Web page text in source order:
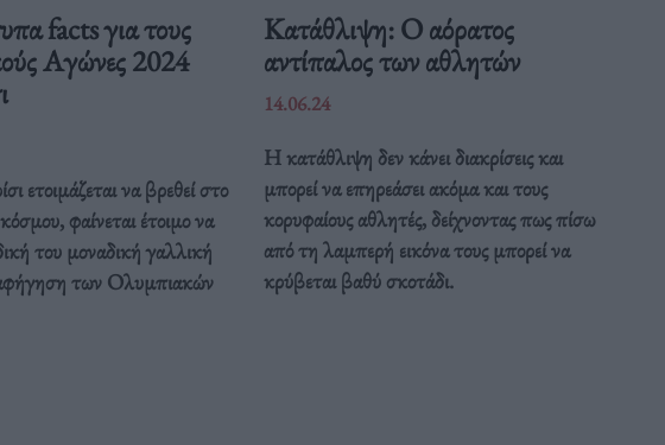
facts για τους
Αγώνες 2024
ετοιμάζεται να βρεθεί στο
φαίνεται έτοιμο να
του μοναδική γαλλική
των Ολυμπιακών
Κατάθλιψη: Ο αόρατος
αντίπαλος των αθλητών
14.06.24
Η κατάθλιψη δεν κάνει διακρίσεις και
μπορεί να επηρεάσει ακόμα και τους
κορυφαίους αθλητές, δείχνοντας πως πίσω
από τη λαμπερή εικόνα τους μπορεί να
κρύβεται βαθύ σκοτάδι.